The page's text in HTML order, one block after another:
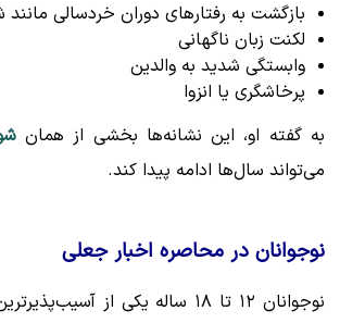
بازگشت به رفتارهای دوران خردسالی مانند
لکنت زبان ناگهانی
وابستگی شدید به والدین
پرخاشگری یا انزوا
به گفته او، این نشانه‌ها بخشی از همان
می‌تواند سال‌ها ادامه پیدا کند.
نوجوانان در محاصره اخبار جعلی
نوجوانان ۱۲ تا ۱۸ ساله یکی از